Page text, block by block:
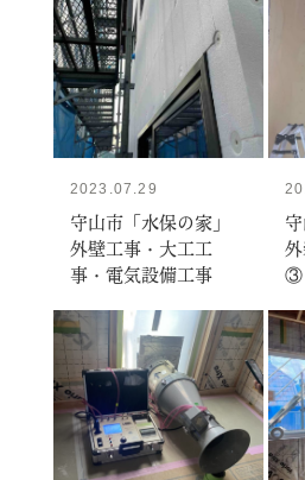
2023.07.29
守山市「水保の家」
外壁工事・大工工
事・電気設備工事
③